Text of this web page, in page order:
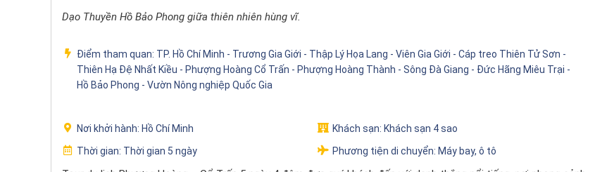
Dạo Thuyền Hồ Bảo Phong giữa thiên nhiên hùng vĩ.
Điểm tham quan: TP. Hồ Chí Minh - Trương Gia Giới - Thập Lý Họa Lang - Viên Gia Giới - Cáp treo Thiên Tử Sơn -
Thiên Hạ Đệ Nhất Kiều - Phượng Hoàng Cổ Trấn - Phượng Hoàng Thành - Sông Đà Giang - Đức Hãng Miêu Trại -
Hồ Bảo Phong - Vườn Nông nghiệp Quốc Gia
Nơi khởi hành: Hồ Chí Minh Khách sạn: Khách sạn 4 sao
Thời gian: Thời gian 5 ngày Phương tiện di chuyển: Máy bay, ô tô